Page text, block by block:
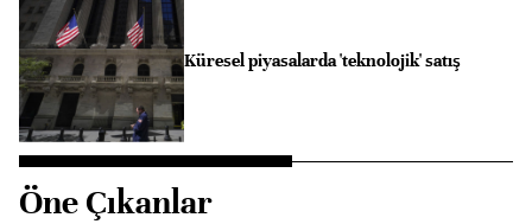
Küresel piyasalarda 'teknolojik' satış
Öne Çıkanlar